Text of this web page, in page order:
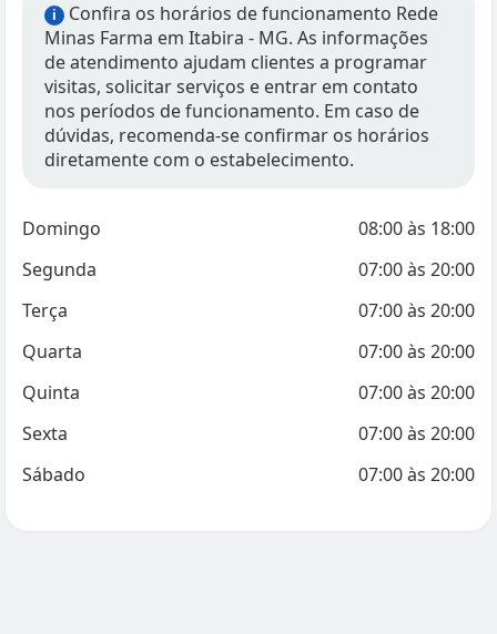
i
Confira os horários de funcionamento Rede
Minas Farma em Itabira - MG. As informações
de atendimento ajudam clientes a programar
visitas, solicitar serviços e entrar em contato
nos períodos de funcionamento. Em caso de
dúvidas, recomenda-se confirmar os horários
diretamente com o estabelecimento.
Domingo 08:00às 18:00
Segunda
07:00às 20:00
Terça
07:00às 20:00
Quarta
07:00às 20:00
Quinta
07:00às 20:00
Sexta
07:00às 20:00
Sábado
07:00às 20:00